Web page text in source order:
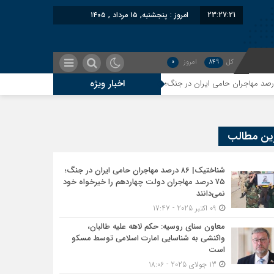
23:27:22 امروز : پنجشنبه, ۱۵ مرداد , ۱۴۰۵
کل 849 امروز 0
اخبار ویژه
واکنشی به شناسایی امارت اسلامی توسط مسکو است
ایران نمادین بود؛ واشنگتن در حال فعال‌سازی نقش امنیتی جدید اسلام‌آباد
علیه ایران؛ حمایت مشکوک بلوچستان از اتباع افغان
تأثیر اخراج مهاجرین بر پشیمانی تجارت با ایران
مطالب
شناختیک| ۸۶ درصد مهاجران حامی ایران در جنگ؛
۷۵ درصد مهاجران دولت چهاردهم را خیرخواه خود
نمی‌دانند
معاون سنای روسیه: حکم لاهه علیه طالبان،
واکنشی به شناسایی امارت اسلامی توسط مسکو
است